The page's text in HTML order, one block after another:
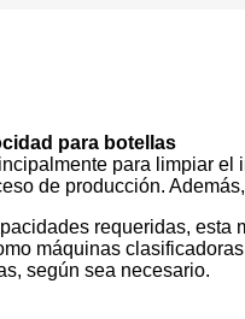
para botellas
para limpiar
de producción.
requeridas,
máquinas
según sea necesario.